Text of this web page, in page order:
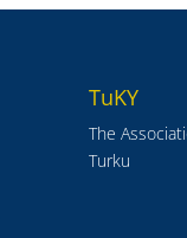
TuKY
The
Turku